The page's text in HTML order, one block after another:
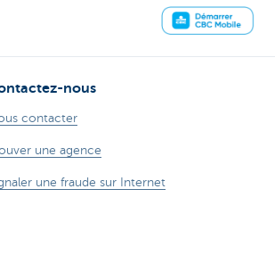
nous
contacter
une agence
une fraude sur Internet